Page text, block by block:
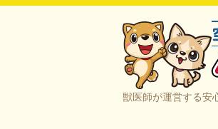
空港通りペットホ
獣医師が運営する安